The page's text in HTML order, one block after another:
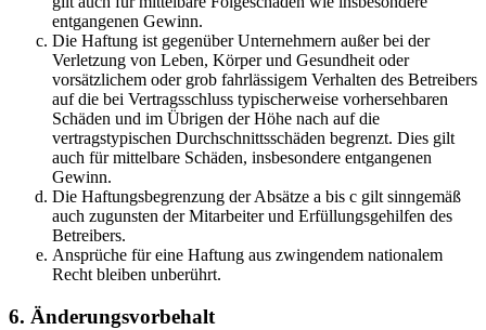
entgangenen Gewinn.
Die Haftung ist gegenüber Unternehmern außer bei der
Verletzung von Leben, Körper und Gesundheit oder
vorsätzlichem oder grob fahrlässigem Verhalten des Betreibers
auf die bei Vertragsschluss typischerweise vorhersehbaren
Schäden und im Übrigen der Höhe nach auf die
vertragstypischen Durchschnittsschäden begrenzt. Dies gilt
auch für mittelbare Schäden, insbesondere entgangenen
Gewinn.
Die Haftungsbegrenzung der Absätze a bis c gilt sinngemäß
auch zugunsten der Mitarbeiter und Erfüllungsgehilfen des
Betreibers.
Ansprüche für eine Haftung aus zwingendem nationalem
Recht bleiben unberührt.
6. Änderungsvorbehalt